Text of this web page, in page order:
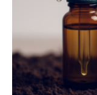
fossile Nachweis
stellt gleichzeitig
Mückenlarve aus